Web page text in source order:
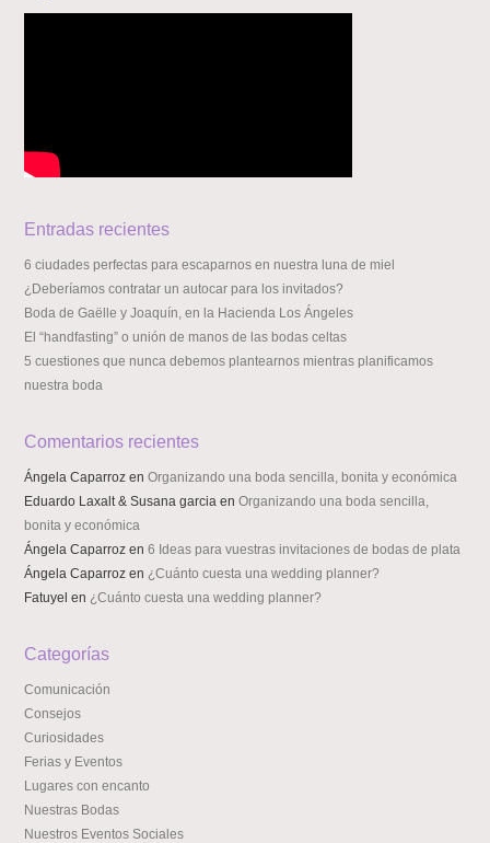
Entradas recientes
6 ciudades perfectas para escaparnos en nuestra luna de miel
¿Deberíamos contratar un autocar para los invitados?
Boda de Gaëlle y Joaquín, en la Hacienda Los Ángeles
El “handfasting” o unión de manos de las bodas celtas
5 cuestiones que nunca debemos plantearnos mientras planificamos
nuestra boda
Comentarios recientes
Ángela Caparroz enOrganizando una boda sencilla, bonita y económica
Eduardo Laxalt & Susana garcia enOrganizando una boda sencilla,
bonita y económica
Ángela Caparroz en6 Ideas para vuestras invitaciones de bodas de plata
Ángela Caparroz en ¿Cuánto cuesta una wedding planner?
Fatuyel en ¿Cuánto cuesta una wedding planner?
Categorías
Comunicación
Consejos
Curiosidades
Ferias y Eventos
Lugares con encanto
Nuestras Bodas
Nuestros Eventos Sociales